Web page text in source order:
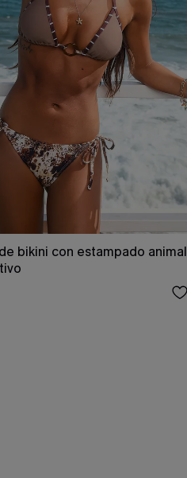
bikini con estampado animal